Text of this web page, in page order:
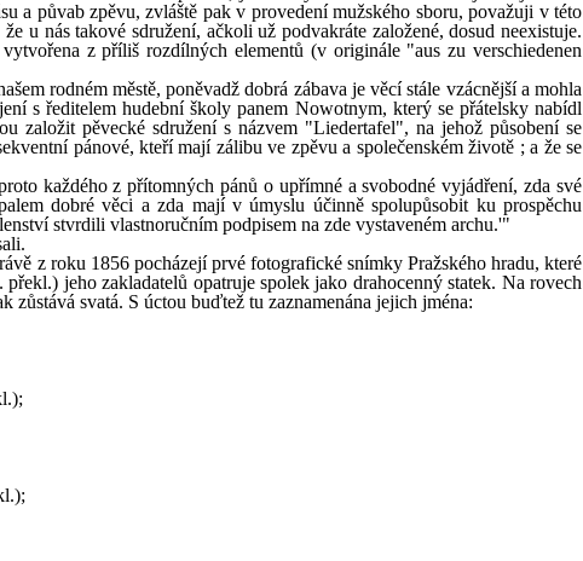
a půvab zpěvu, zvláště pak v provedení mužského sboru, považuji v této
u nás takové sdružení, ačkoli už podvakráte založené, dosud neexistuje.
z příliš rozdílných elementů (v originále "aus zu verschiedenen
rodném městě, poněvadž dobrá zábava je věcí stále vzácnější a mohla
s ředitelem hudební školy panem Nowotnym, který se přátelsky nabídl
založit pěvecké sdružení s názvem "Liedertafel", na jehož působení se
pánové, kteří mají zálibu ve zpěvu a společenském životě ; a že se
každého z přítomných pánů o upřímné a svobodné vyjádření, zda své
dobré věci a zda mají v úmyslu účinně spolupůsobit ku prospěchu
stvrdili vlastnoručním podpisem na zde vystaveném archu.'"
z roku 1856 pocházejí prvé fotografické snímky Pražského hradu, které
jeho zakladatelů opatruje spolek jako drahocenný statek. Na rovech
zůstává svatá. S úctou buďtež tu zaznamenána jejich jména: